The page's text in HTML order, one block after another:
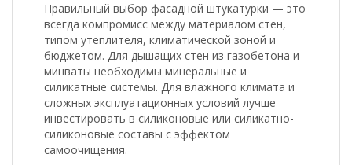
Правильный выбор фасадной штукатурки — это
всегда компромисс между материалом стен,
типом утеплителя, климатической зоной и
бюджетом. Для дышащих стен из газобетона и
минваты необходимы минеральные и
силикатные системы. Для влажного климата и
сложных эксплуатационных условий лучше
инвестировать в силиконовые или силикатно-
силиконовые составы с эффектом
самоочищения.